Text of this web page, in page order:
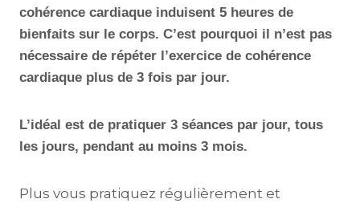
cohérence cardiaque induisent 5 heures de
bienfaits sur le corps. C’est pourquoi il n’est pas
nécessaire de répéter l’exercice de cohérence
cardiaque plus de 3 fois par jour.
L’idéal est de pratiquer 3 séances par jour, tous
les jours, pendant au moins 3 mois.
Plus vous pratiquez régulièrement et